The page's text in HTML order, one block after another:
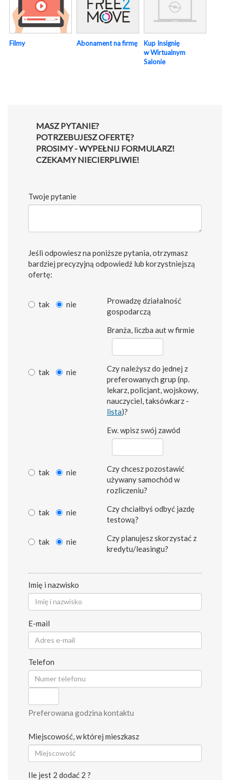
Filmy Abonament na firmę
Kup Insignię
w Wirtualnym
Salonie
MASZ PYTANIE?
POTRZEBUJESZ OFERTĘ?
PROSIMY - WYPEŁNIJ FORMULARZ!
CZEKAMY NIECIERPLIWIE!
Twoje pytanie
Jeśli odpowiesz na poniższe pytania, otrzymasz
bardziej precyzyjną odpowiedź lub korzystniejszą
ofertę:
tak nie
Prowadzę działalność
gospodarczą
Branża, liczba aut w firmie
tak nie
Czy należysz do jednej z
preferowanych grup (np.
lekarz, policjant, wojskowy,
nauczyciel, taksówkarz -
lista)?
Ew. wpisz swój zawód
tak nie
Czy chcesz pozostawić
używany samochód w
rozliczeniu?
tak nie
Czy chciałbyś odbyć jazdę
testową?
tak nie
Czy planujesz skorzystać z
kredytu/leasingu?
Imię i nazwisko
E-mail
Telefon
Preferowana godzina kontaktu
Miejscowość, w której mieszkasz
Ile jest 2 dodać 2 ?